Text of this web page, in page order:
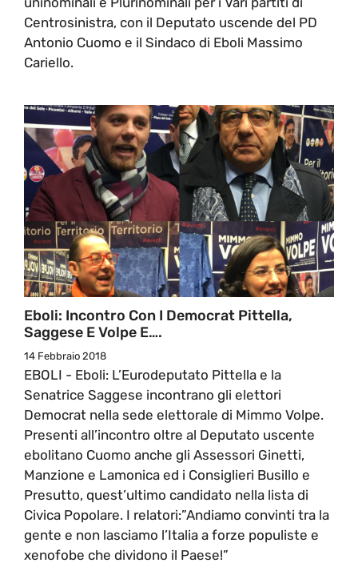
Centrosinistra, con il Deputato uscende del PD
Antonio Cuomo e il Sindaco di Eboli Massimo
Cariello.
Eboli: Incontro Con I Democrat Pittella,
Saggese E Volpe E….
14 Febbraio 2018
EBOLI - Eboli: L’Eurodeputato Pittella e la
Senatrice Saggese incontrano gli elettori
Democrat nella sede elettorale di Mimmo Volpe.
Presenti all’incontro oltre al Deputato uscente
ebolitano Cuomo anche gli Assessori Ginetti,
Manzione e Lamonica ed i Consiglieri Busillo e
Presutto, quest’ultimo candidato nella lista di
Civica Popolare. I relatori:”Andiamo convinti tra la
gente e non lasciamo l’Italia a forze populiste e
xenofobe che dividono il Paese!”